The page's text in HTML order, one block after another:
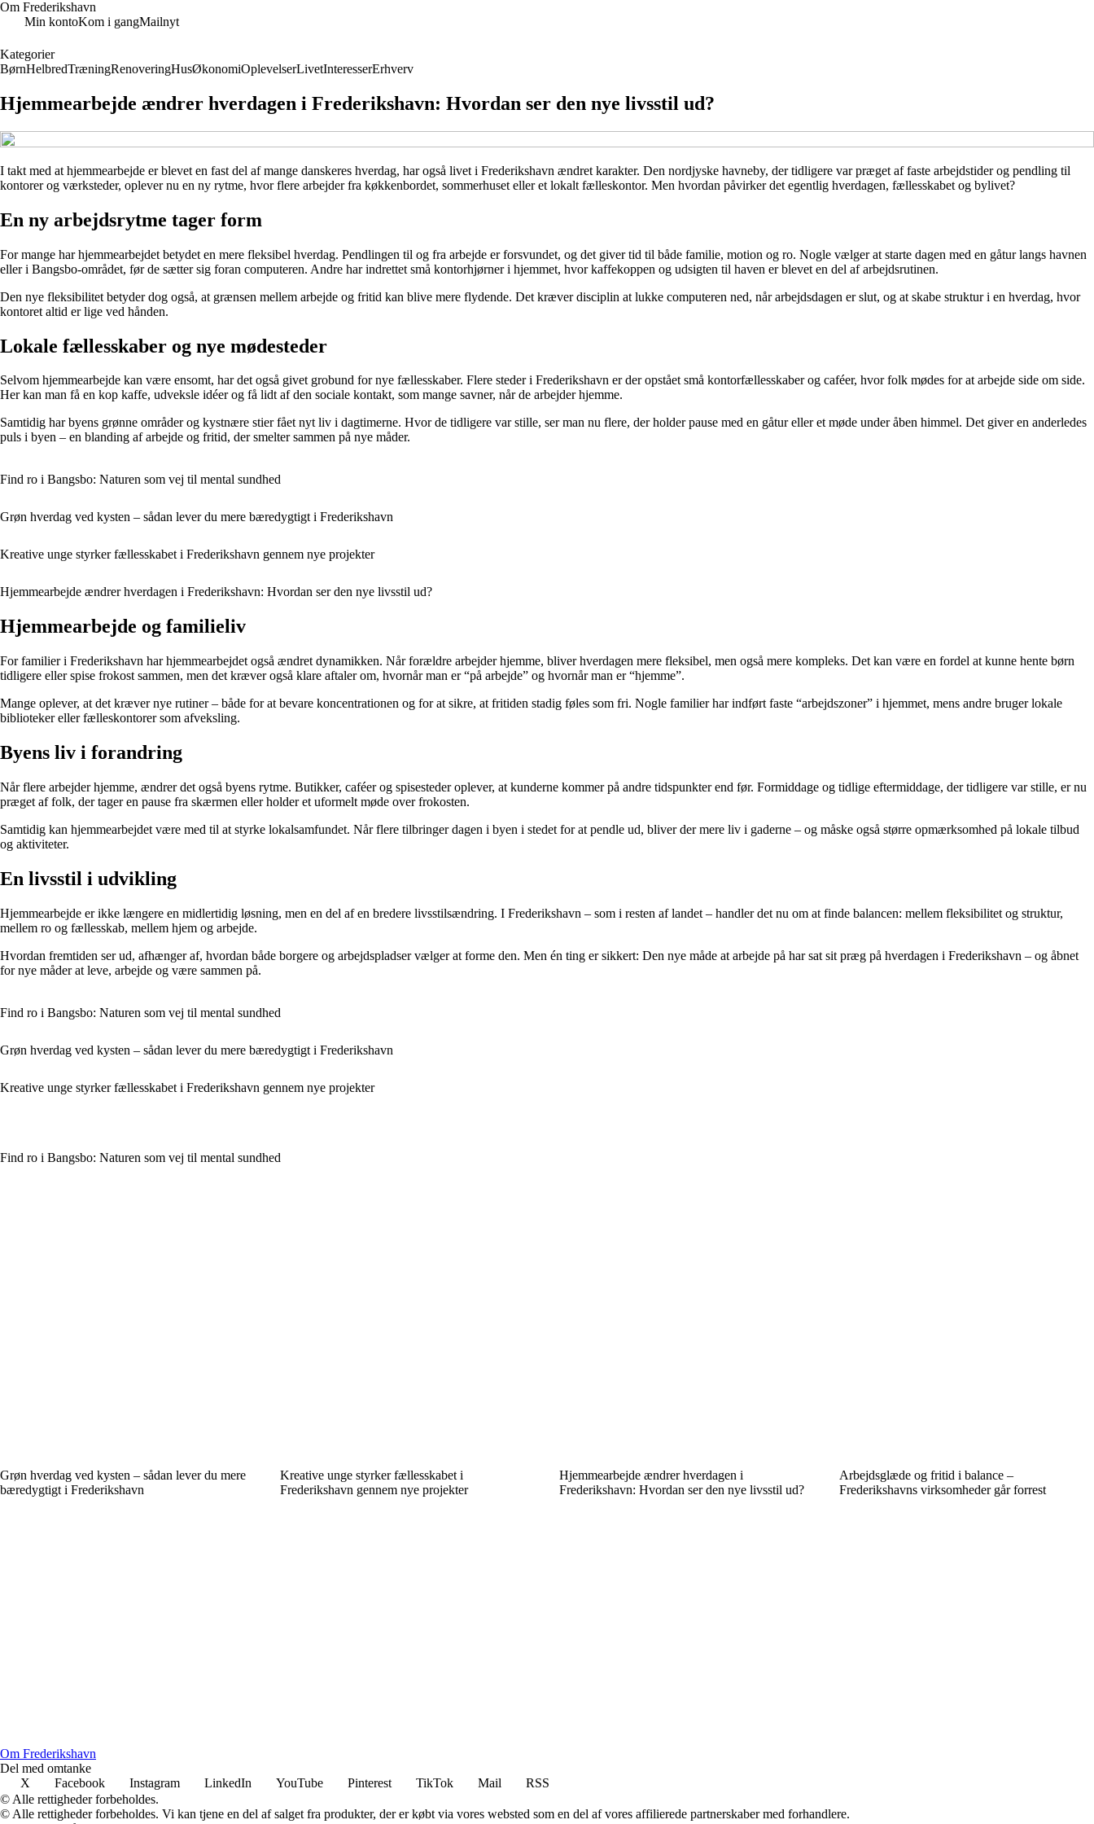
Om Frederikshavn
Min kontoKom i gangMailnyt
Kategorier
BørnHelbredTræningRenoveringHusØkonomiOplevelserLivetInteresserErhverv
Hjemmearbejde ændrer hverdagen i Frederikshavn: Hvordan ser den nye livsstil ud?
I takt med at hjemmearbejde er blevet en fast del af mange danskeres hverdag, har også livet i Frederikshavn ændret karakter. Den nordjyske havneby, der tidligere var præget af faste arbejdstider og pendling til
kontorer og værksteder, oplever nu en ny rytme, hvor flere arbejder fra køkkenbordet, sommerhuset eller et lokalt fælleskontor. Men hvordan påvirker det egentlig hverdagen, fællesskabet og bylivet?
En ny arbejdsrytme tager form
For mange har hjemmearbejdet betydet en mere fleksibel hverdag. Pendlingen til og fra arbejde er forsvundet, og det giver tid til både familie, motion og ro. Nogle vælger at starte dagen med en gåtur langs havnen
eller i Bangsbo-området, før de sætter sig foran computeren. Andre har indrettet små kontorhjørner i hjemmet, hvor kaffekoppen og udsigten til haven er blevet en del af arbejdsrutinen.
Den nye fleksibilitet betyder dog også, at grænsen mellem arbejde og fritid kan blive mere flydende. Det kræver disciplin at lukke computeren ned, når arbejdsdagen er slut, og at skabe struktur i en hverdag, hvor
kontoret altid er lige ved hånden.
Lokale fællesskaber og nye mødesteder
Selvom hjemmearbejde kan være ensomt, har det også givet grobund for nye fællesskaber. Flere steder i Frederikshavn er der opstået små kontorfællesskaber og caféer, hvor folk mødes for at arbejde side om side.
Her kan man få en kop kaffe, udveksle idéer og få lidt af den sociale kontakt, som mange savner, når de arbejder hjemme.
Samtidig har byens grønne områder og kystnære stier fået nyt liv i dagtimerne. Hvor de tidligere var stille, ser man nu flere, der holder pause med en gåtur eller et møde under åben himmel. Det giver en anderledes
puls i byen – en blanding af arbejde og fritid, der smelter sammen på nye måder.
Find ro i Bangsbo: Naturen som vej til mental sundhed
Grøn hverdag ved kysten – sådan lever du mere bæredygtigt i Frederikshavn
Kreative unge styrker fællesskabet i Frederikshavn gennem nye projekter
Hjemmearbejde ændrer hverdagen i Frederikshavn: Hvordan ser den nye livsstil ud?
Hjemmearbejde og familieliv
For familier i Frederikshavn har hjemmearbejdet også ændret dynamikken. Når forældre arbejder hjemme, bliver hverdagen mere fleksibel, men også mere kompleks. Det kan være en fordel at kunne hente børn
tidligere eller spise frokost sammen, men det kræver også klare aftaler om, hvornår man er “på arbejde” og hvornår man er “hjemme”.
Mange oplever, at det kræver nye rutiner – både for at bevare koncentrationen og for at sikre, at fritiden stadig føles som fri. Nogle familier har indført faste “arbejdszoner” i hjemmet, mens andre bruger lokale
biblioteker eller fælleskontorer som afveksling.
Byens liv i forandring
Når flere arbejder hjemme, ændrer det også byens rytme. Butikker, caféer og spisesteder oplever, at kunderne kommer på andre tidspunkter end før. Formiddage og tidlige eftermiddage, der tidligere var stille, er nu
præget af folk, der tager en pause fra skærmen eller holder et uformelt møde over frokosten.
Samtidig kan hjemmearbejdet være med til at styrke lokalsamfundet. Når flere tilbringer dagen i byen i stedet for at pendle ud, bliver der mere liv i gaderne – og måske også større opmærksomhed på lokale tilbud
og aktiviteter.
En livsstil i udvikling
Hjemmearbejde er ikke længere en midlertidig løsning, men en del af en bredere livsstilsændring. I Frederikshavn – som i resten af landet – handler det nu om at finde balancen: mellem fleksibilitet og struktur,
mellem ro og fællesskab, mellem hjem og arbejde.
Hvordan fremtiden ser ud, afhænger af, hvordan både borgere og arbejdspladser vælger at forme den. Men én ting er sikkert: Den nye måde at arbejde på har sat sit præg på hverdagen i Frederikshavn – og åbnet
for nye måder at leve, arbejde og være sammen på.
Find ro i Bangsbo: Naturen som vej til mental sundhed
Grøn hverdag ved kysten – sådan lever du mere bæredygtigt i Frederikshavn
Kreative unge styrker fællesskabet i Frederikshavn gennem nye projekter
Find ro i Bangsbo: Naturen som vej til mental sundhed
Grøn hverdag ved kysten – sådan lever du mere
bæredygtigt i Frederikshavn
Kreative unge styrker fællesskabet i
Frederikshavn gennem nye projekter
Hjemmearbejde ændrer hverdagen i
Frederikshavn: Hvordan ser den nye livsstil ud?
Arbejdsglæde og fritid i balance –
Frederikshavns virksomheder går forrest
Om Frederikshavn
Del med omtanke
X
Facebook Instagram LinkedIn YouTube Pinterest TikTok Mail
RSS
© Alle rettigheder forbeholdes.
© Alle rettigheder forbeholdes. Vi kan tjene en del af salget fra produkter, der er købt via vores websted som en del af vores affilierede partnerskaber med forhandlere.